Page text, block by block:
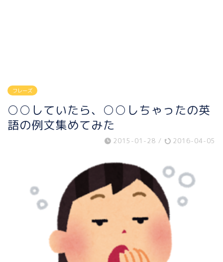
フレーズ
○○していたら、○○しちゃったの英
語の例文集めてみた
2015-01-28 / 2016-04-05